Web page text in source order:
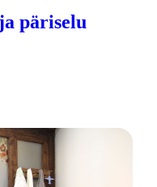
päriselu